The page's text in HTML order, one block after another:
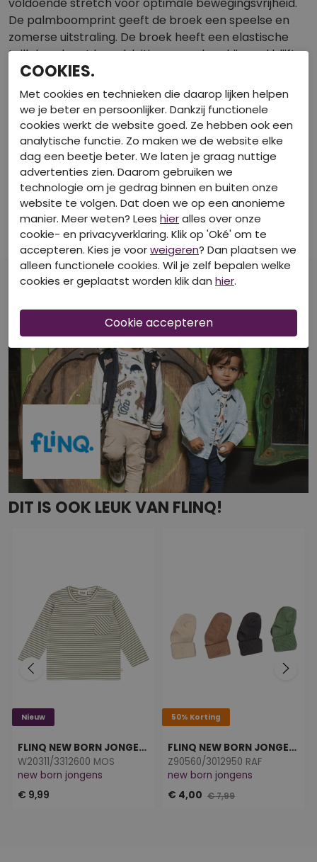
De palmboomprint geeft de broek een speelse en
zomerse uitstraling. De broek heeft een elastische
tailleband met koordsluiting, waardoor hij goed blijft
zitten en gemakkelijk verstelbaar is. Daarnaast
zorgen de steekzakken voor een stoere en
functionele touch.
Perfect te combineren met T-shirt Z90210 voor een
complete zomerse outfit!
SPECIFICATIES
BEKIJK DE WINKELVOORRAAD
DIT IS OOK LEUK VAN FLINQ!
Nieuw
FLINQ NEW BORN JONGENS
W20311/3312600 MOS
new born jongens
€ 9,99
50% Korting
FLINQ NEW BORN JONGENS
Z90560/3012950 RAF
new born jongens
€ 4,00 € 7,99
COOKIES.
Met cookies en technieken die daarop lijken helpen
we je beter en persoonlijker. Dankzij functionele
cookies werkt de website goed. Ze hebben ook een
analytische functie. Zo maken we de website elke
dag een beetje beter. We laten je graag nuttige
advertenties zien. Daarom gebruiken we
technologie om je gedrag binnen en buiten onze
website te volgen. Dat doen we op een anonieme
manier. Meer weten? Lees hieralles over onze
cookie- en privacyverklaring. Klik op 'Oké' om te
accepteren. Kies je voorweigeren? Dan plaatsen we
alleen functionele cookies. Wil je zelf bepalen welke
cookies er geplaatst worden klik dan hier.